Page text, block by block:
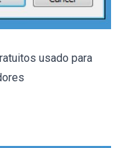
usado para